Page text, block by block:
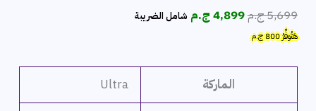
5,699ج.مالسعر
4,899 ج.م السعر
شامل الضريبة
هَتُوفِّرُ800ج.م
الماركة Ultra